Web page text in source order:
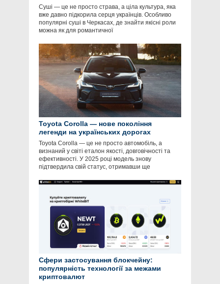
Суші — це не просто страва, а ціла культура, яка
вже давно підкорила серця українців. Особливо
популярні суші в Черкасах, де знайти якісні роли
можна як для романтичної
Toyota Corolla — нове покоління
легенди на українських дорогах
Toyota Corolla — це не просто автомобіль, а
визнаний у світі еталон якості, довговічності та
ефективності. У 2025 році модель знову
підтвердила свій статус, отримавши ще
Сфери застосування блокчейну:
популярність технології за межами
криптовалют